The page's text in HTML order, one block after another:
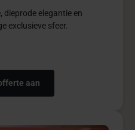
dieprode elegantie en
exclusieve sfeer.
aan